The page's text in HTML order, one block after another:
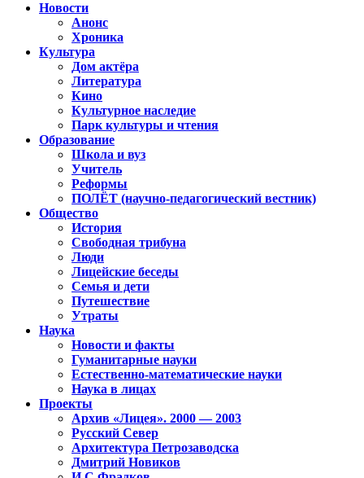
Новости
Анонс
Хроника
Культура
Дом актёра
Литература
Кино
Культурное наследие
Парк культуры и чтения
Образование
Школа и вуз
Учитель
Реформы
ПОЛЁТ (научно-педагогический вестник)
Общество
История
Свободная трибуна
Люди
Лицейские беседы
Семья и дети
Путешествие
Утраты
Наука
Новости и факты
Гуманитарные науки
Естественно-математические науки
Наука в лицах
Проекты
Архив «Лицея». 2000 — 2003
Русский Север
Архитектура Петрозаводска
Дмитрий Новиков